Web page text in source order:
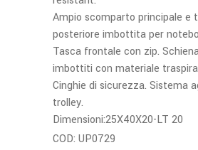
Ampio scomparto principale e
posteriore imbottita per
Tasca frontale con zip.
imbottiti con materiale
Cinghie di sicurezza. Sistema
trolley.
Dimensioni:25X40X20-LT 20
COD: UP0729